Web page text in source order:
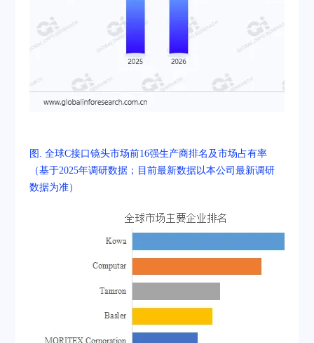
图. 全球C接口镜头市场前16强生产商排名及市场占有率
（基于2025年调研数据；目前最新数据以本公司最新调研
数据为准）